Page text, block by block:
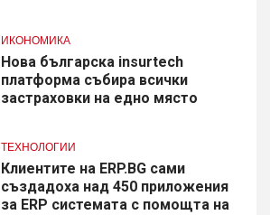
ИКОНОМИКА
Нова българска insurtech
платформа събира всички
застраховки на едно място
ТЕХНОЛОГИИ
Клиентите на ERP.BG сами
създадоха над 450 приложения
за ERP системата с помощта на